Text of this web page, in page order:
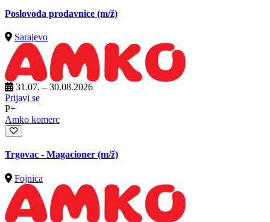
Poslovođa prodavnice (m/ž)
Sarajevo
31.07. – 30.08.2026
Prijavi se
P+
Amko komerc
Trgovac - Magacioner (m/ž)
Fojnica